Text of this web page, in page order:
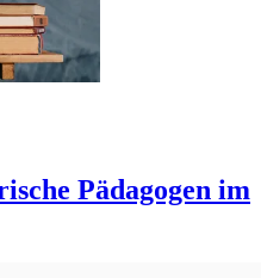
Pädagogen im